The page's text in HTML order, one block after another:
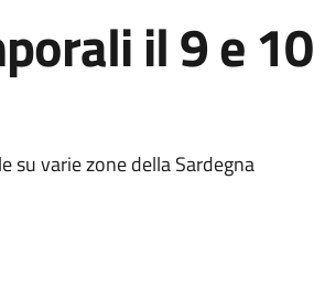
il 9 e 10
su varie zone della Sardegna